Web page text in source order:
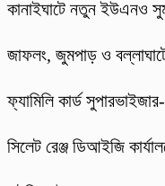
কানাইঘাটে নতুন ইউএনও
​জাফলং, জুমপাড় ও
ফ্যামিলি কার্ড
‎সিলেট রেঞ্জ ডিআইজি